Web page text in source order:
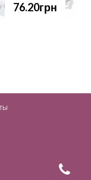
76.20грн